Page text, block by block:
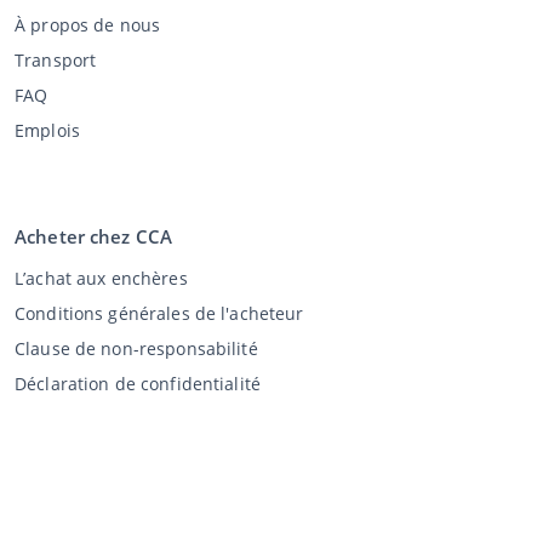
À propos de nous
Transport
FAQ
Emplois
Acheter chez CCA
L’achat aux enchères
Conditions générales de l'acheteur
Clause de non-responsabilité
Déclaration de confidentialité